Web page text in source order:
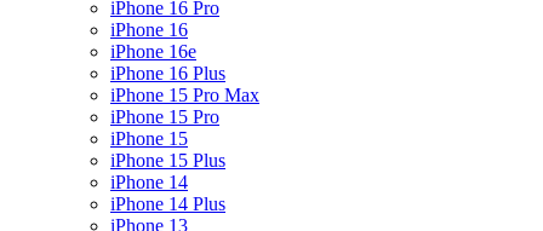
iPhone 16 Pro
iPhone 16
iPhone 16e
iPhone 16 Plus
iPhone 15 Pro Max
iPhone 15 Pro
iPhone 15
iPhone 15 Plus
iPhone 14
iPhone 14 Plus
iPhone 13